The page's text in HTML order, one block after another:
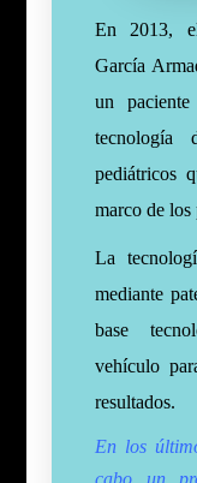
En 2013,
García
un
tecnología
pediátricos
marco de los
La
mediante
base
vehículo
resultados.
En los
cabo un